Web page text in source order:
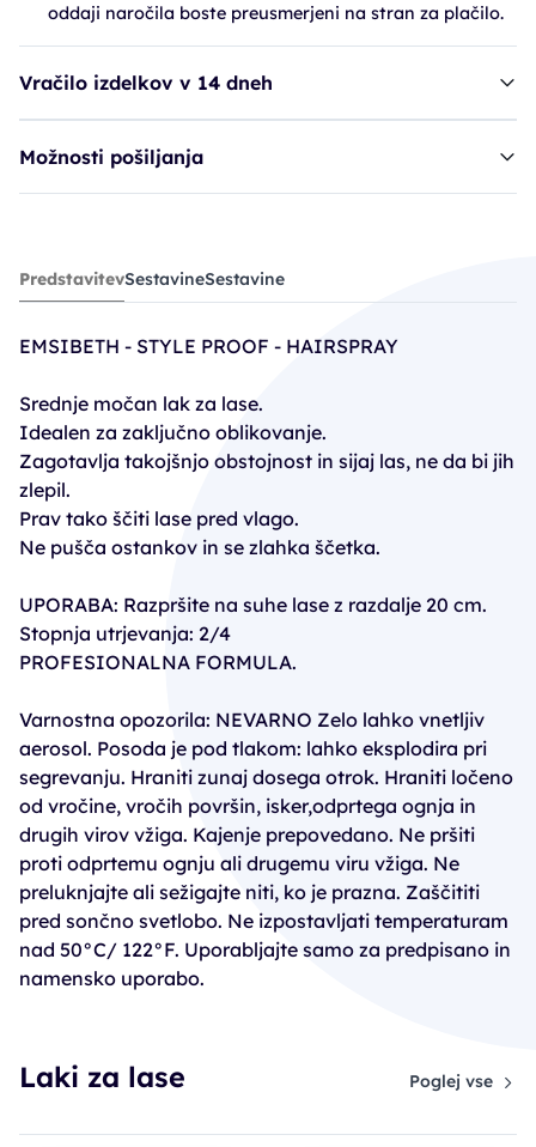
oddaji naročila boste preusmerjeni na stran za plačilo.
Vračilo izdelkov v 14 dneh
Možnosti pošiljanja
lak EMS Style Proof - Hairspray
18,20€
PredstavitevSestavineSestavine
EMSIBETH - STYLE PROOF - HAIRSPRAY
Srednje močan lak za lase.
Idealen za zaključno oblikovanje.
Zagotavlja takojšnjo obstojnost in sijaj las, ne da bi jih
zlepil.
Prav tako ščiti lase pred vlago.
Ne pušča ostankov in se zlahka ščetka.
UPORABA: Razpršite na suhe lase z razdalje 20 cm.
Stopnja utrjevanja: 2/4
PROFESIONALNA FORMULA.
Varnostna opozorila: NEVARNO Zelo lahko vnetljiv
aerosol. Posoda je pod tlakom: lahko eksplodira pri
segrevanju. Hraniti zunaj dosega otrok. Hraniti ločeno
od vročine, vročih površin, isker,odprtega ognja in
drugih virov vžiga. Kajenje prepovedano. Ne pršiti
proti odprtemu ognju ali drugemu viru vžiga. Ne
preluknjajte ali sežigajte niti, ko je prazna. Zaščititi
pred sončno svetlobo. Ne izpostavljati temperaturam
nad 50°C/ 122°F. Uporabljajte samo za predpisano in
namensko uporabo.
Laki za lase Poglej vse